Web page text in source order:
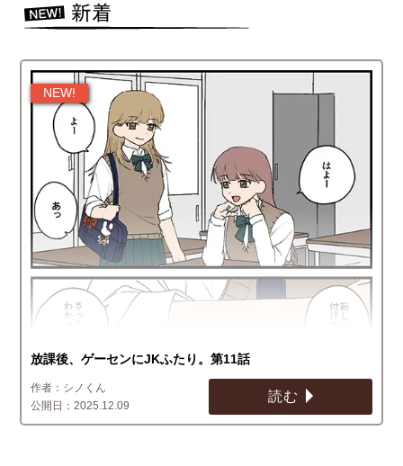
放課後、ゲーセンにJKふたり。第11話
シノくん
2025.12.09
読む